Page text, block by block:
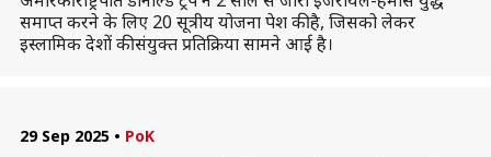
समाप्त करने के लिए 20 सूत्रीय योजना पेश की है, जिसको लेकर
इस्लामिक देशों की संयुक्त प्रतिक्रिया सामने आई है।
29 Sep 2025 • PoK